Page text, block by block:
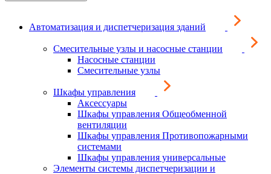
Автоматизация и диспетчеризация зданий
Смесительные узлы и насосные станции
Насосные станции
Смесительные узлы
Шкафы управления
Аксессуары
Шкафы управления Общеобменной
вентиляции
Шкафы управления Противопожарными
системами
Шкафы управления универсальные
Элементы системы диспетчеризации и